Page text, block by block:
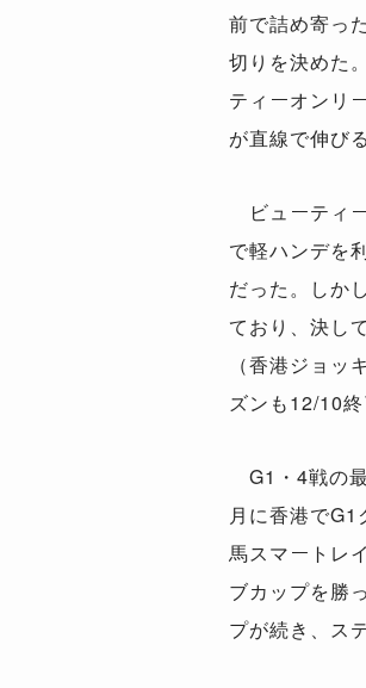
前で詰め寄っ
切りを決めた
ティーオンリ
が直線で伸び
ビューティ
で軽ハンデを
だった。しか
ており、決し
（香港ジョ
ズンも12/10
G1・4戦の
月に香港で
馬スマートレ
ブカップを勝
プが続き、ス